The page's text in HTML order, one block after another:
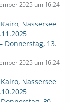
2025 um 16:24
Nassersee
Donnerstag, 13.
2025 um 16:24
Nassersee